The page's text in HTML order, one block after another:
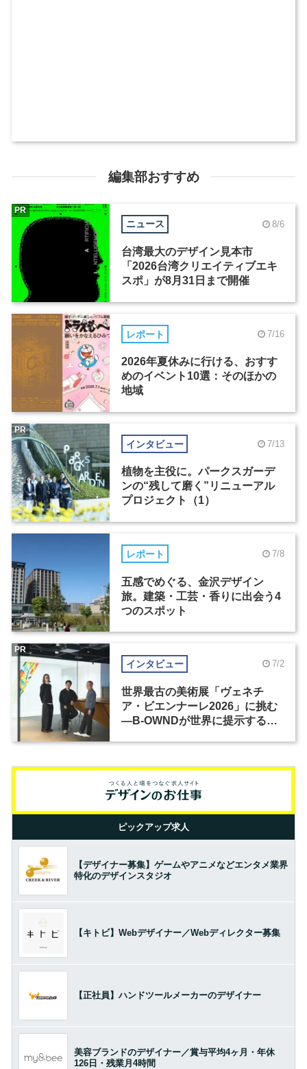
編集部おすすめ
ニュース 8/6
台湾最大のデザイン見本市
「2026台湾クリエイティブエキ
スポ」が8月31日まで開催
PR
レポート 7/16
2026年夏休みに行ける、おすす
めのイベント10選：そのほかの
地域
インタビュー 7/13
植物を主役に。パークスガーデ
ンの“残して磨く”リニューアル
プロジェクト（1）
PR
レポート 7/8
五感でめぐる、金沢デザイン
旅。建築・工芸・香りに出会う4
つのスポット
インタビュー 7/2
世界最古の美術展「ヴェネチ
ア・ビエンナーレ2026」に挑む
―B-OWNDが世界に提示する美
PR
ピックアップ求人
【デザイナー募集】ゲームやアニメなどエンタメ業界
特化のデザインスタジオ
【キトビ】Webデザイナー／Webディレクター募集
【正社員】ハンドツールメーカーのデザイナー
美容ブランドのデザイナー／賞与平均4ヶ月・年休
126日・残業月4時間